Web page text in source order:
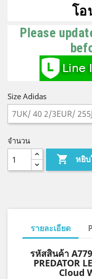
โอ
Please
Size Adidas
จำนวน
 หยิ
รายละเอียด
รหัสสินค้า
PREDATOR
Cloud